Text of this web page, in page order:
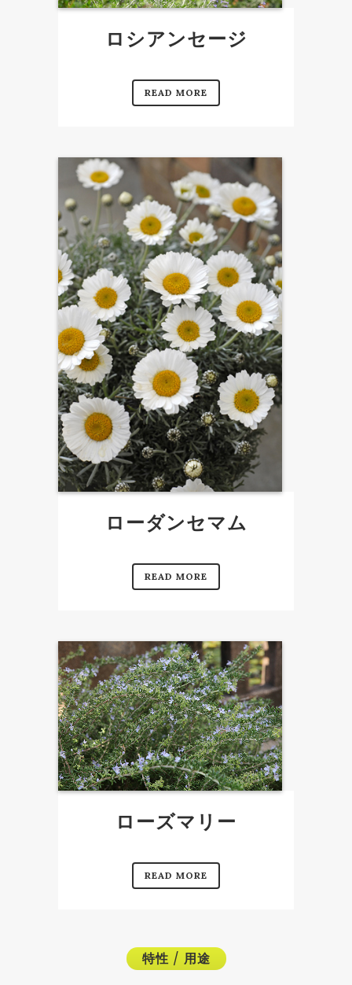
ロシアンセージ
READ MORE
ローダンセマム
READ MORE
ローズマリー
READ MORE
特性/ 用途